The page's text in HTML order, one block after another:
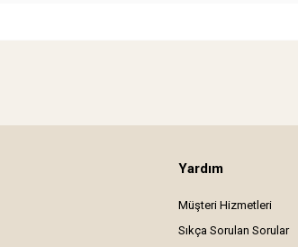
Yardım
Müşteri Hizmetleri
Sıkça Sorulan Sorular